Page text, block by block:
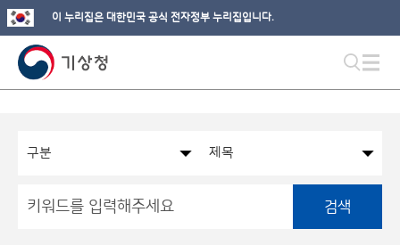
이 누리집은 대한민국 공식 전자정부 누리집입니다.
검색